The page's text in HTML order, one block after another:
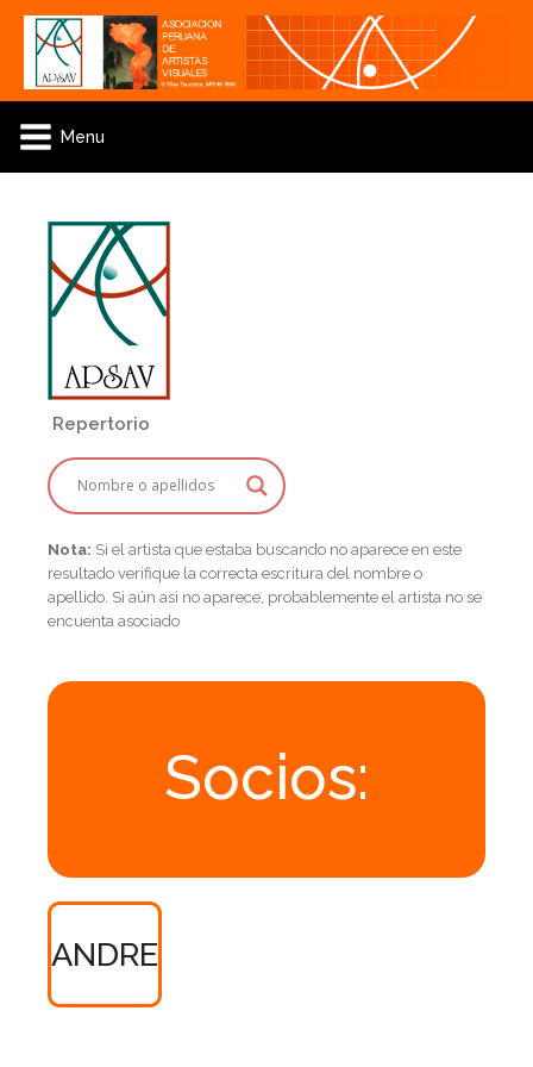
Menu
Repertorio
Nota: Si el artista que estaba buscando no aparece en este
resultado verifique la correcta escritura del nombre o
apellido. Si aún asi no aparece, probablemente el artista no se
encuenta asociado
Socios:
ANDRE